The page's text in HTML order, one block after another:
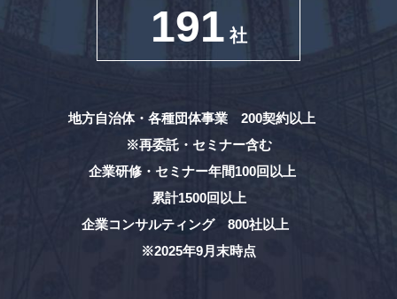
191 社
地方自治体・各種団体事業 200契約以上
※再委託・セミナー含む
企業研修・セミナー年間100回以上
累計1500回以上
企業コンサルティング 800社以上
※2025年9月末時点